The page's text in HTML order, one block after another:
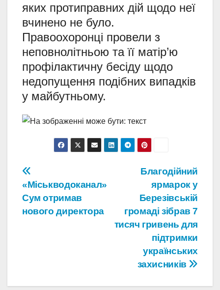
яких протиправних дій щодо неї
вчинено не було.
Правоохоронці провели з
неповнолітньою та її матір’ю
профілактичну бесіду щодо
недопущення подібних випадків
у майбутньому.
Навігація
записів
Благодійний
ярмарок у
Березівській
громаді зібрав 7
тисяч гривень для
підтримки
українських
захисників
«Міськводоканал»
Сум отримав
нового директора